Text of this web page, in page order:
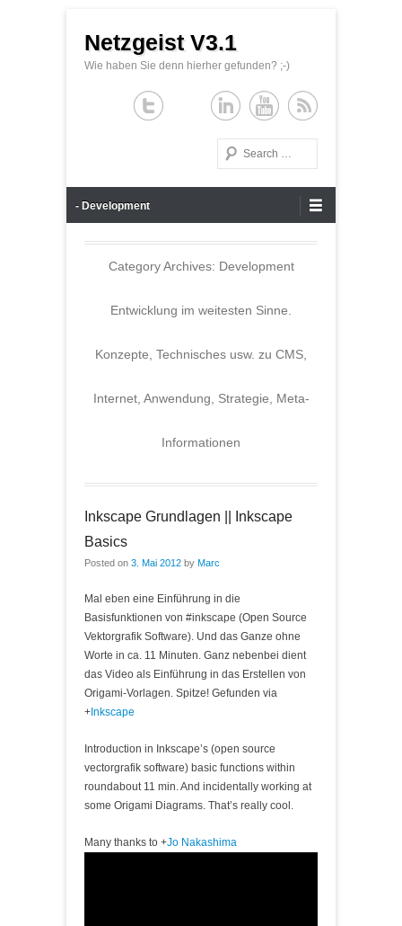
Netzgeist V3.1
Wie haben Sie denn hierher gefunden? ;-)
Search
- Development
Category Archives: Development
Entwicklung im weitesten Sinne.
Konzepte, Technisches usw. zu CMS,
Internet, Anwendung, Strategie, Meta-
Informationen
Inkscape Grundlagen || Inkscape
Basics
Posted on 3. Mai 2012 by Marc
Mal eben eine Einführung in die
Basisfunktionen von #inkscape (Open Source
Vektorgrafik Software). Und das Ganze ohne
Worte in ca. 11 Minuten. Ganz nebenbei dient
das Video als Einführung in das Erstellen von
Origami-Vorlagen. Spitze! Gefunden via
+ Inkscape
Introduction in Inkscape’s (open source
vectorgrafik software) basic functions within
roundabout 11 min. And incidentally working at
some Origami Diagrams. That’s really cool.
Many thanks to +Jo Nakashima